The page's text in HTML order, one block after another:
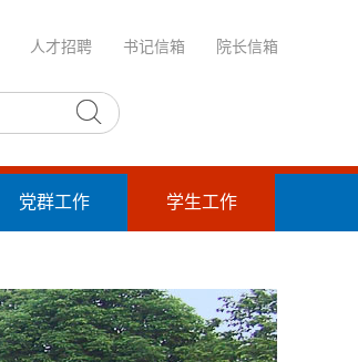
人才招聘 书记信箱 院长信箱
党群工作 学生工作